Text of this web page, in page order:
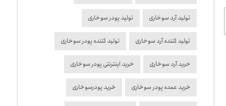
تولید آرد سوخاری تولید پودر سوخاری
تولید کننده آرد سوخاری تولید کننده پودر سوخاری
خرید آرد سوخاری خرید اینترنتی پودر سوخاری
خرید عمده پودر سوخاری خرید پودرسوخاری